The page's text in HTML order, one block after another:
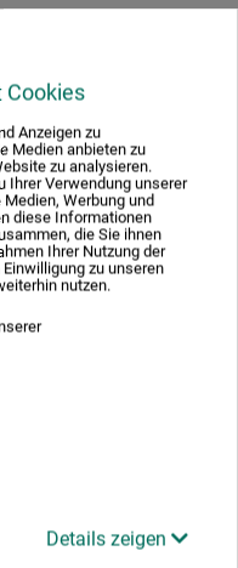
Cookies
Anzeigen zu
Medien anbieten zu
zu analysieren.
Ihrer Verwendung unserer
Werbung und
diese Informationen
die Sie ihnen
Ihrer Nutzung der
zu unseren
nutzen.
Details zeigen
(0)
zu diesem Produkt
des Herstellers zu